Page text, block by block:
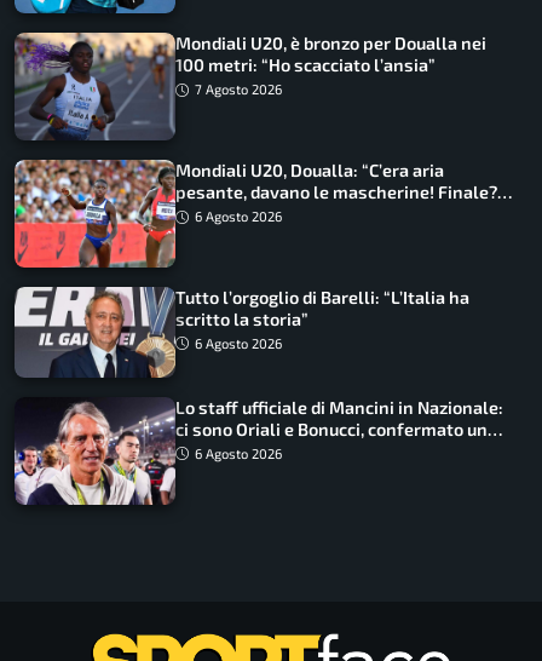
Mondiali U20, è bronzo per Doualla nei
100 metri: “Ho scacciato l’ansia”
7 Agosto 2026
Mondiali U20, Doualla: “C’era aria
pesante, davano le mascherine! Finale?
Non ho nulla da perdere”
6 Agosto 2026
Tutto l’orgoglio di Barelli: “L’Italia ha
scritto la storia”
6 Agosto 2026
Lo staff ufficiale di Mancini in Nazionale:
ci sono Oriali e Bonucci, confermato un
ritorno
6 Agosto 2026